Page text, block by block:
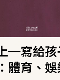
─寫給孩
體育、